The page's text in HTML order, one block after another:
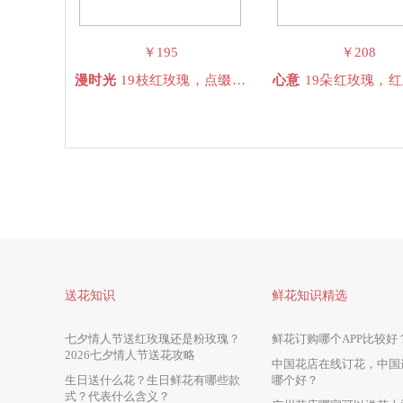
￥195
漫时光 19枝红玫瑰，点缀部分珍珠饰品
￥208
心意 19朵红玫瑰，红豆，
送花知识
七夕情人节送红玫瑰还是粉玫瑰？
2026七夕情人节送花攻略
生日送什么花？生日鲜花有哪些款
式？代表什么含义？
鲜花知识精选
鲜花订购哪个APP比较好
中国花店在线订花，中
哪个好？